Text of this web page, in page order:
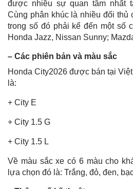
được nhiều sự quan tâm nhất
Cùng phân khúc là nhiều đối thủ
trong số đó phải kể đến một số
Honda Jazz, Nissan Sunny;
– Các phiên bản và màu sắc
Honda City2026 được bán tại
là:
+ City E
+ City 1.5 G
+ City 1.5 L
Về màu sắc xe có 6 màu cho
lựa chọn đó là: Trắng, đỏ, đen,